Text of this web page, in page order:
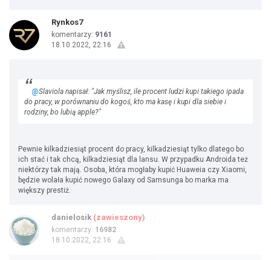
Rynkos7
komentarzy: 9161
18.10.2022, 22:16
@Slaviola napisał: "Jak myślisz, ile procent ludzi kupi takiego ipada
do pracy, w porównaniu do kogoś, kto ma kasę i kupi dla siebie i
rodziny, bo lubią apple?"
Pewnie kilkadziesiąt procent do pracy, kilkadziesiąt tylko dlatego bo
ich stać i tak chcą, kilkadziesiąt dla lansu. W przypadku Androida też
niektórzy tak mają. Osoba, która mogłaby kupić Huaweia czy Xiaomi,
będzie wolała kupić nowego Galaxy od Samsunga bo marka ma
większy prestiż.
danielosik (zawieszony)
komentarzy: 16982
18.10.2022, 22:16